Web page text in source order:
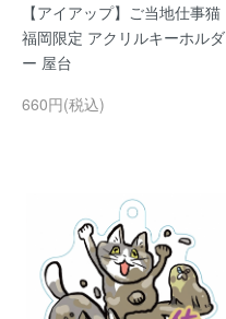
【アイアップ】ご当地仕事猫
福岡限定 アクリルキーホルダ
ー 屋台
660円(税込)